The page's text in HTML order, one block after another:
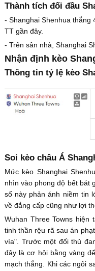
Thành tích đối đầu
- Shanghai Shenhua thắng
TT gần đây.
- Trên sân nhà, Shanghai
Nhận định kèo
Thông tin tỷ lệ kèo
Soi kèo châu Á
Mức kèo Shanghai
nhìn vào phong độ bết bát
số này phản ánh niềm tin
về đẳng cấp cũng như lợi
Wuhan Three Towns hiện
tinh thần rệu rã sau án
vía". Trước một đối thủ
đây là cơ hội bằng vàng
mạch thắng. Khi các ngôi